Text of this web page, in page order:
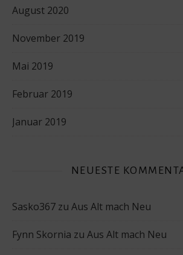
August 2020
November 2019
Mai 2019
Februar 2019
Januar 2019
NEUESTE
Sasko367 zu Aus Alt mach Neu
Fynn Skornia zu Aus Alt mach Neu